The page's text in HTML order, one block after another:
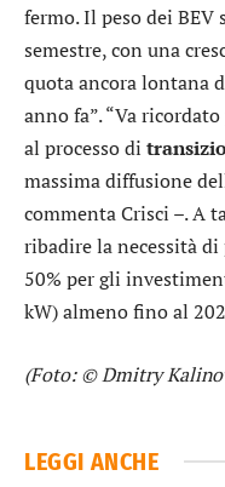
fermo. Il peso dei
semestre, con una
quota ancora lontana
anno fa”. “Va
al processo di
massima diffusione
commenta Crisci –. A
ribadire la necessità di
50% per gli
kW) almeno fino al
(Foto: © Dmitry
LEGGI ANCHE